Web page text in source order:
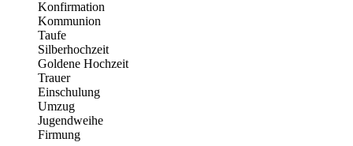
Konfirmation
Kommunion
Taufe
Silberhochzeit
Goldene Hochzeit
Trauer
Einschulung
Umzug
Jugendweihe
Firmung